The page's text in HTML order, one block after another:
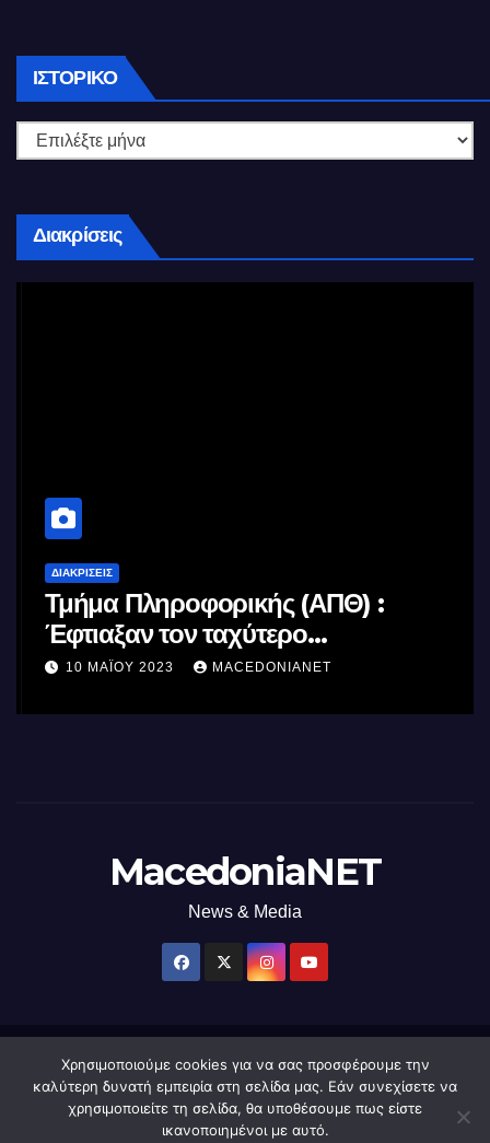
ΙΣΤΟΡΙΚΌ Ιστορικό
Διακρίσεις
ΔΙΑΚΡΊΣΕΙΣ
Τμήμα Πληροφορικής (ΑΠΘ) :
Έφτιαξαν τον ταχύτερο
επεξεργαστή AI στον κόσμο με τη
10 ΜΑΪ́ΟΥ 2023 MACEDONIANET
MacedoniaNET
News & Media
Δημιουργήθηκε από το digital2000 με την Υποστήριξη του WordPress
Θέμα: Newsup απόThemeansar.
Χρησιμοποιούμε cookies για να σας προσφέρουμε την
καλύτερη δυνατή εμπειρία στη σελίδα μας. Εάν συνεχίσετε να
χρησιμοποιείτε τη σελίδα, θα υποθέσουμε πως είστε
ικανοποιημένοι με αυτό.